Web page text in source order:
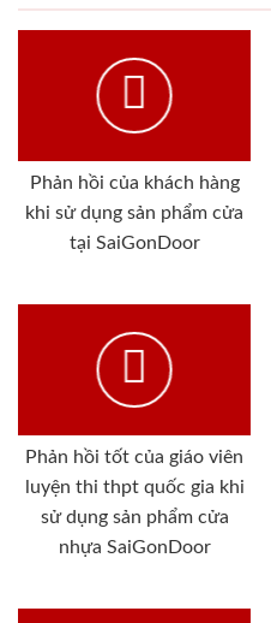
Phản hồi của khách hàng
khi sử dụng sản phẩm cửa
tại SaiGonDoor
Phản hồi tốt của giáo viên
luyện thi thpt quốc gia khi
sử dụng sản phẩm cửa
nhựa SaiGonDoor